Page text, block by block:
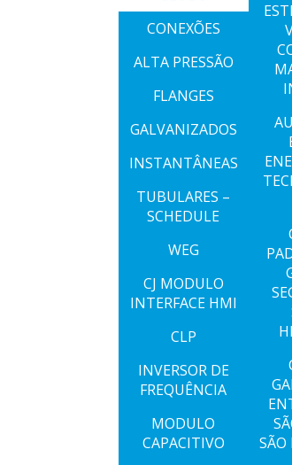
CONEXÕES
ALTA PRESSÃO
FLANGES
GALVANIZADOS
INSTANTÂNEAS
TUBULARES –
SCHEDULE
WEG
CJ MODULO
INTERFACE HMI
CLP
INVERSOR DE
FREQUÊNCIA
MODULO
CAPACITIVO
SÃO